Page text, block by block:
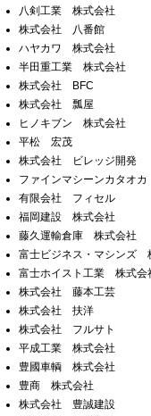
八剣工業 株式会社
株式会社 八番館
ハヤカワ 株式会社
半田重工業 株式会社
株式会社 BFC
株式会社 瓢屋
ヒノキブン 株式会社
平松 宏茂
株式会社 ビレッジ開発
ファインマシーンカタオ
有限会社 フィセル
福岡建設 株式会社
藤久運輸倉庫 株式会社
富士ビジネス・マシンズ
富士ホイスト工業 株式会
株式会社 藤本工芸
株式会社 扶洋
株式会社 フルサト
平成工業 株式会社
豊國車輌 株式会社
豊商 株式会社
株式会社 豊誠建設